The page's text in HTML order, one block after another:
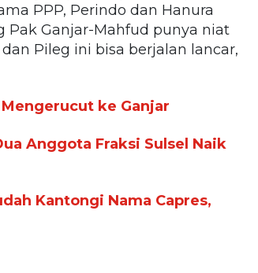
PPP, Perindo dan Hanura
Ganjar-Mahfud punya niat
Pileg ini bisa berjalan lancar,
ke Ganjar
Anggota Fraksi Sulsel Naik
Kantongi Nama Capres,